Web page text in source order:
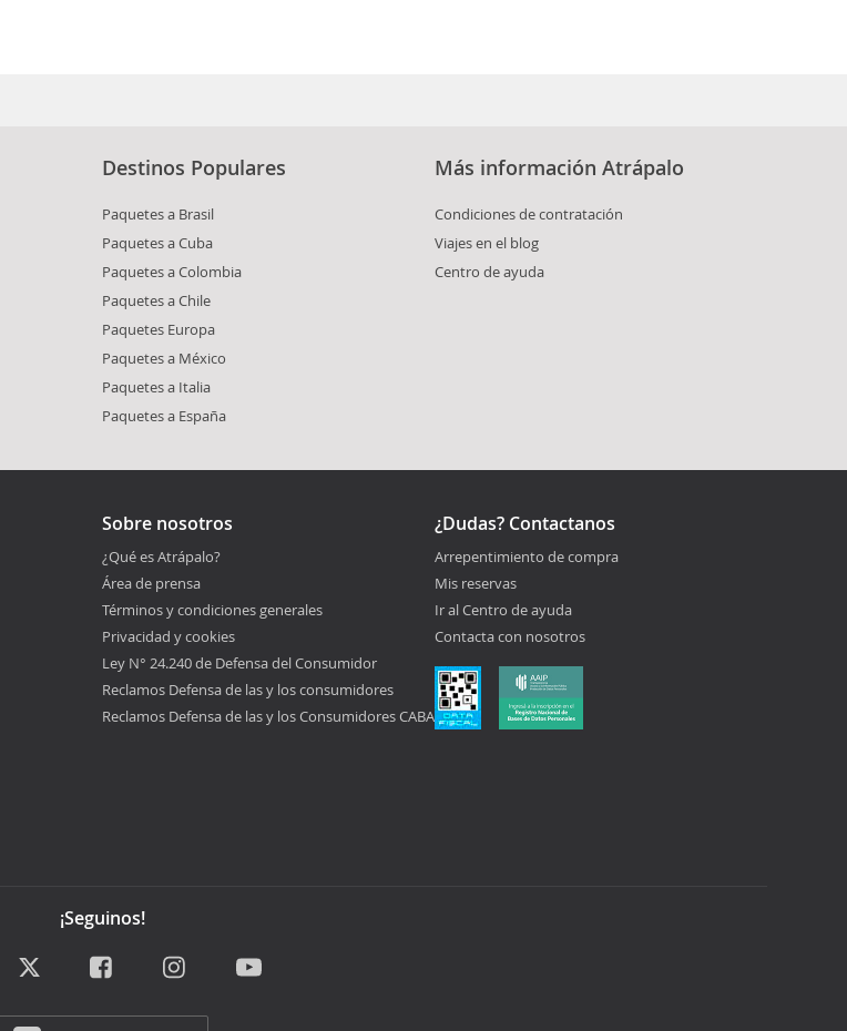
Destinos Populares
Paquetes a Brasil
Paquetes a Cuba
Paquetes a Colombia
Paquetes a Chile
Paquetes Europa
Paquetes a México
Paquetes a Italia
Paquetes a España
Más información Atrápalo
Condiciones de contratación
Viajes en el blog
Centro de ayuda
Sobre nosotros
¿Qué es Atrápalo?
Área de prensa
Términos y condiciones generales
Privacidad y cookies
Ley N° 24.240 de Defensa del Consumidor
Reclamos Defensa de las y los consumidores
Reclamos Defensa de las y los Consumidores CABA
¿Dudas? Contactanos
Arrepentimiento de compra
Mis reservas
Ir al Centro de ayuda
Contacta con nosotros
¡Seguinos!